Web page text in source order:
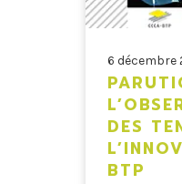
6 décembre
DES
BTP